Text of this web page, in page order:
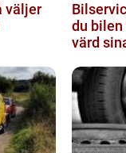
Bilservice
du bilen
värd